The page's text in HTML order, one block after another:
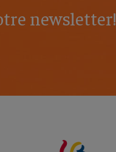
newsletter!